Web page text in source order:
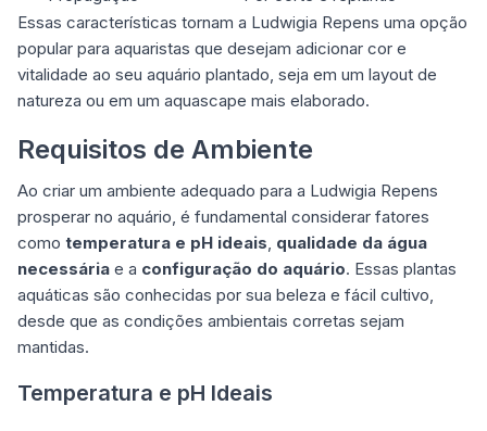
Essas características tornam a Ludwigia Repens uma opção
popular para aquaristas que desejam adicionar cor e
vitalidade ao seu aquário plantado, seja em um layout de
natureza ou em um aquascape mais elaborado.
Requisitos de Ambiente
Ao criar um ambiente adequado para a Ludwigia Repens
prosperar no aquário, é fundamental considerar fatores
como temperatura e pH ideais, qualidade da água
necessária e a configuração do aquário. Essas plantas
aquáticas são conhecidas por sua beleza e fácil cultivo,
desde que as condições ambientais corretas sejam
mantidas.
Temperatura e pH Ideais